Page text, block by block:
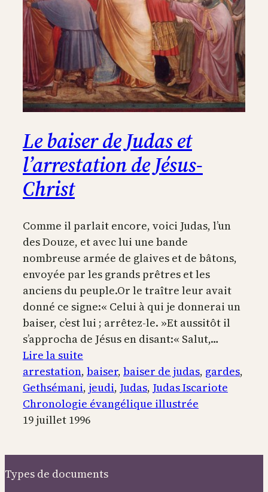
Le baiser de Judas et
l’arrestation de Jésus-
Christ
Comme il parlait encore, voici Judas, l’un
des Douze, et avec lui une bande
nombreuse armée de glaives et de bâtons,
envoyée par les grands prêtres et les
anciens du peuple.Or le traître leur avait
donné ce signe:« Celui à qui je donnerai un
baiser, c’est lui ; arrêtez-le. »Et aussitôt il
s’approcha de Jésus en disant:« Salut,…
Lire la suite
Le
baiser
de
Judas
l’arrestation
arrestation, baiser, baiser de judas, gardes
Gethsémani, jeudi, Judas, Judas Iscariote
Chronologie évangélique illustrée
19 juillet 1996
Types de documents